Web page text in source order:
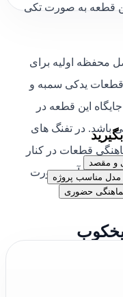
قطعه به صورت تکی
محفظه اولیه برای
قطعات یدکی سمبه و
این قطعه در
باشد. در تفنگ های
قطعات در کنار
بتن و یا آهن صورت
و مقصد
مدل مناسب پروژه
حضوری